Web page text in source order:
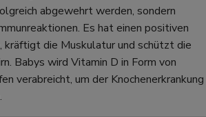
abgewehrt werden, sondern
Es hat einen positiven
kräftigt die Muskulatur und schützt die
Babys wird Vitamin D in Form von
verabreicht, um der Knochenerkrankung